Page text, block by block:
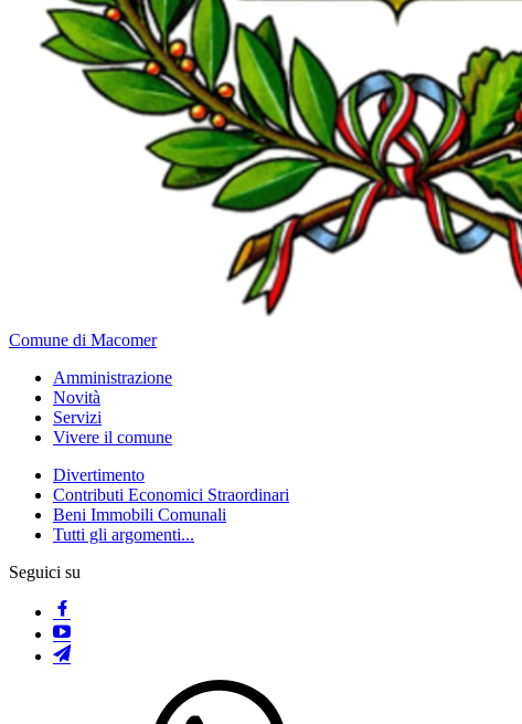
Comune di Macomer
Amministrazione
Novità
Servizi
Vivere il comune
Divertimento
Contributi Economici Straordinari
Beni Immobili Comunali
Tutti gli argomenti...
Seguici su